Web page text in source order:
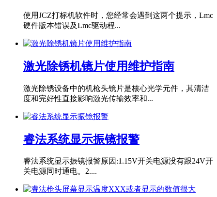
使用JCZ打标机软件时，您经常会遇到这两个提示，Lmc
硬件版本错误及Lmc驱动程...
激光除锈机镜片使用维护指南
激光除锈设备中的机枪头镜片是核心光学元件，其清洁
度和完好性直接影响激光传输效率和...
睿法系统显示振镜报警
睿法系统显示振镜报警原因:1.15V开关电源没有跟24V开
关电源同时通电。2....